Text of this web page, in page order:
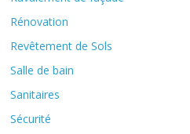
Rénovation
Revêtement de Sols
Salle de bain
Sanitaires
Sécurité